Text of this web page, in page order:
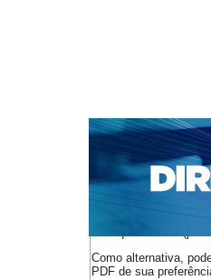
CAPA SOBRE
NOTÍCIAS
Capa>n. 199 (2017) >
O arquivo PDF
de arquivos PDF
Como alternativa,
PDF de sua